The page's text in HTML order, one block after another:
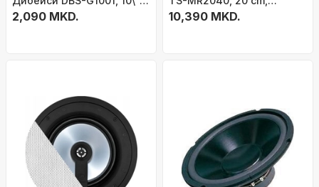
4 оми, црн
2,090 MKD.
2‑насочни 200W, бели
10,390 MKD.